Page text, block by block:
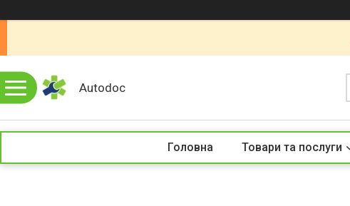
Autodoc
Головна Товари та послуги